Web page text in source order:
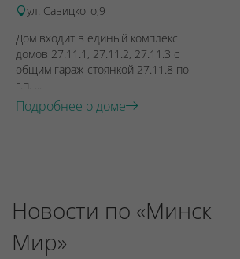
ул. Савицкого,9
Дом входит в единый комплекс
домов 27.11.1, 27.11.2, 27.11.3 с
общим гараж-стоянкой 27.11.8 по
г.п. ...
Подробнее о доме
Новости по «Минск
Мир»